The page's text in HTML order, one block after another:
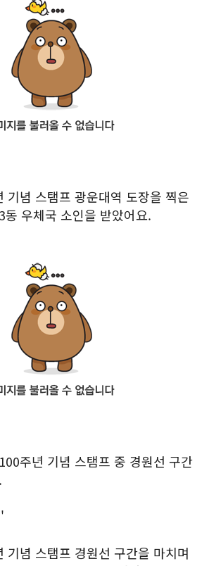
기념 스탬프 광운대역 도장을 찍은
동 우체국 소인을 받았어요.
주년 기념 스탬프 중 경원선 구간
기념 스탬프 경원선 구간을 마치며